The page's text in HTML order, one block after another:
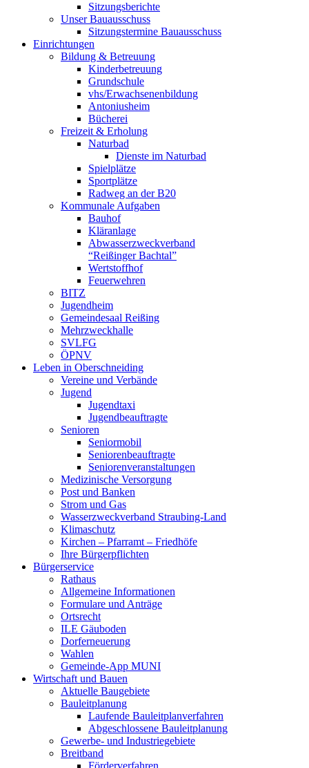
Sitzungsberichte
Unser Bauausschuss
Sitzungstermine Bauausschuss
Einrichtungen
Bildung & Betreuung
Kinderbetreuung
Grundschule
vhs/Erwachsenenbildung
Antoniusheim
Bücherei
Freizeit & Erholung
Naturbad
Dienste im Naturbad
Spielplätze
Sportplätze
Radweg an der B20
Kommunale Aufgaben
Bauhof
Kläranlage
Abwasserzweckverband
“Reißinger Bachtal”
Wertstoffhof
Feuerwehren
BITZ
Jugendheim
Gemeindesaal Reißing
Mehrzweckhalle
SVLFG
ÖPNV
Leben in Oberschneiding
Vereine und Verbände
Jugend
Jugendtaxi
Jugendbeauftragte
Senioren
Seniormobil
Seniorenbeauftragte
Seniorenveranstaltungen
Medizinische Versorgung
Post und Banken
Strom und Gas
Wasserzweckverband Straubing-Land
Klimaschutz
Kirchen – Pfarramt – Friedhöfe
Ihre Bürgerpflichten
Bürgerservice
Rathaus
Allgemeine Informationen
Formulare und Anträge
Ortsrecht
ILE Gäuboden
Dorferneuerung
Wahlen
Gemeinde-App MUNI
Wirtschaft und Bauen
Aktuelle Baugebiete
Bauleitplanung
Laufende Bauleitplanverfahren
Abgeschlossene Bauleitplanung
Gewerbe- und Industriegebiete
Breitband
Förderverfahren